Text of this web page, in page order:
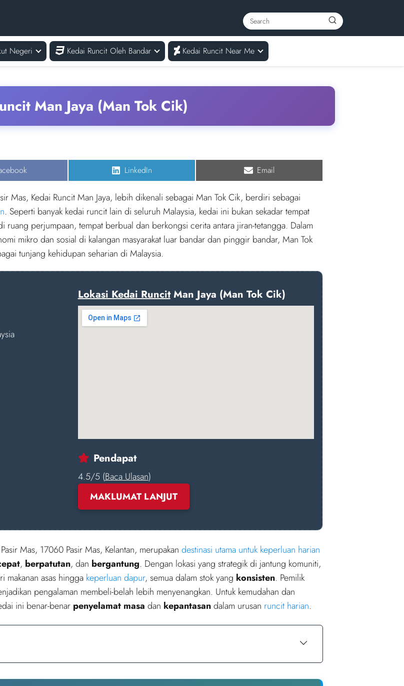
Negeri Kedai Runcit Oleh Bandar Kedai Runcit Near Me
Man Jaya (Man Tok Cik)
Share
LinkedIn Share
Email
Mas, Kedai Runcit Man Jaya, lebih dikenali sebagai Man Tok Cik, berdiri sebagai
. Seperti banyak kedai runcit lain di seluruh Malaysia, kedai ini bukan sekadar tempat
ruang perjumpaan, tempat berbual dan berkongsi cerita antara jiran-tetangga. Dalam
mikro dan sosial di kalangan masyarakat luar bandar dan pinggir bandar, Man Tok
tunjang kehidupan seharian di Malaysia.
Lokasi Kedai RuncitMan Jaya (Man Tok Cik)
Pendapat
4.5/5 (Baca Ulasan)
MAKLUMAT LANJUT
Mas, 17060 Pasir Mas, Kelantan, merupakan destinasi utama untuk keperluan harian
, berpatutan, dan bergantung. Dengan lokasi yang strategik di jantung komuniti,
makanan asas hingga keperluan dapur, semua dalam stok yang konsisten. Pemilik
pengalaman membeli-belah lebih menyenangkan. Untuk kemudahan dan
ini benar-benar penyelamat masa dan kepantasandalam urusan runcit harian.